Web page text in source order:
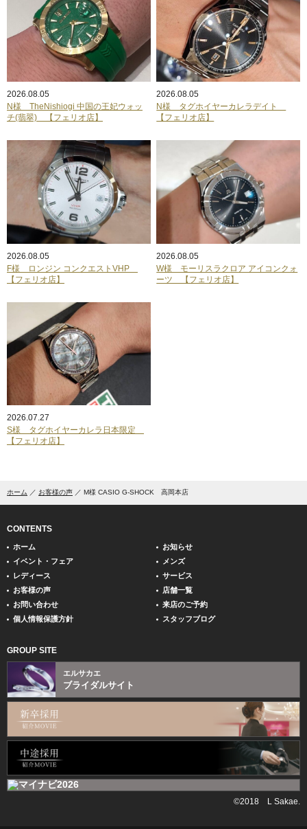
2026.08.05
N様 TheNishiogi 中国の王妃ウォッ
チ(翡翠) 【フェリオ店】
2026.08.05
N様 タグホイヤーカレラデイト
【フェリオ店】
2026.08.05
F様 ロンジン コンクエストVHP
【フェリオ店】
2026.08.05
W様 モーリスラクロア アイコンクォ
ーツ 【フェリオ店】
2026.07.27
S様 タグホイヤーカレラ日本限定
【フェリオ店】
ホーム お客様の声 M様 CASIO G-SHOCK 高岡本店
CONTENTS
ホーム
お知らせ
イベント・フェア
メンズ
レディース
サービス
お客様の声
店舗一覧
お問い合わせ
来店のご予約
個人情報保護方針
スタッフブログ
GROUP SITE
エルサカエ
ブライダルサイト
©2018 L Sakae.